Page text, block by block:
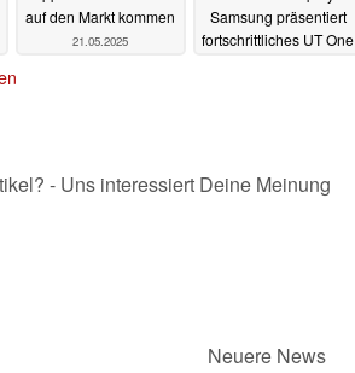
auf den Markt kommen
21.05.2025
Samsung präsentiert
fortschrittliches UT One
- Uns interessiert Deine Meinung
Neuere News